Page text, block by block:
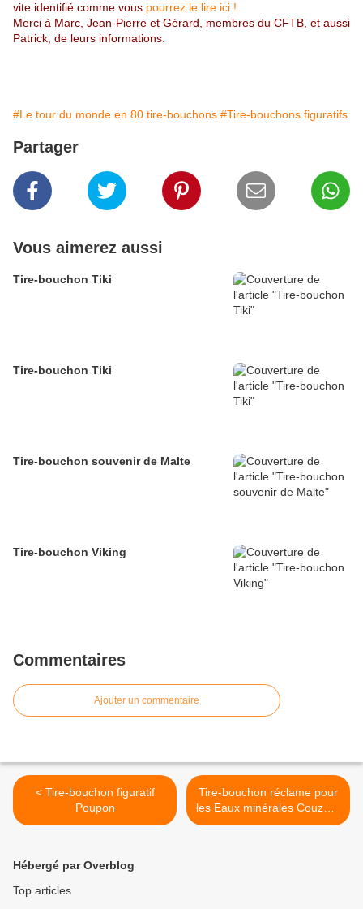
vite identifié comme vous pourrez le lire ici !
Merci à Marc, Jean-Pierre et Gérard, membres du CFTB, et aussi
Patrick, de leurs informations.
#Le tour du monde en 80 tire-bouchons #Tire-bouchons figuratifs
Partager
Vous aimerez aussi
Tire-bouchon Tiki
Tire-bouchon Tiki
Tire-bouchon souvenir de Malte
Tire-bouchon Viking
Commentaires
Ajouter un commentaire
< Tire-bouchon figuratif
Poupon
Tire-bouchon réclame pour
les Eaux minérales Couzan-
Brault >
Hébergé par Overblog
Top articles